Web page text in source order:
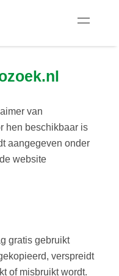
van
hen beschikbaar is
aangegeven onder
website
gratis gebruikt
verspreidt
of misbruikt wordt.